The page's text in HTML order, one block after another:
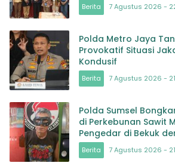
Berita 7 Agustus 2026 -
Polda Metro Jaya
Provokatif Situasi
Kondusif
Berita 7 Agustus 2026 -
Polda Sumsel
di Perkebunan Sawit
Pengedar di Bekuk
Sabu dan Timbangan
Berita 7 Agustus 2026 -